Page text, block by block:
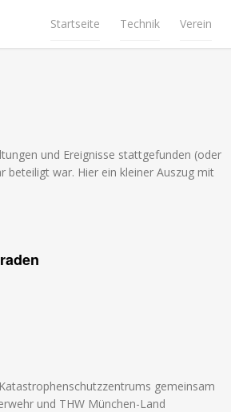
Startseite Technik Verein
und Ereignisse stattgefunden (oder
beteiligt war. Hier ein kleiner Auszug mit
gemeinsam
und THW München-Land